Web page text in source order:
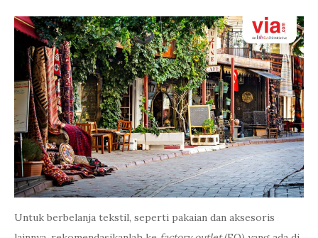
Untuk berbelanja tekstil, seperti pakaian dan aksesoris